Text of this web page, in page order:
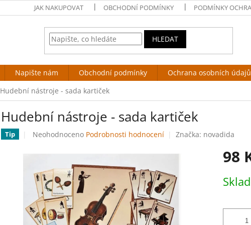
JAK NAKUPOVAT OBCHODNÍ PODMÍNKY PODMÍNKY
HLEDAT
Napište nám Obchodní podmínky
Ochrana osobních údajů
Hudební nástroje - sada kartiček
Hudební nástroje - sada kartiček
Tip
Průměrné
0,0
z
hvězdiček.
Neohodnoceno Podrobnosti hodnocení Značka: novadida
98
cena: